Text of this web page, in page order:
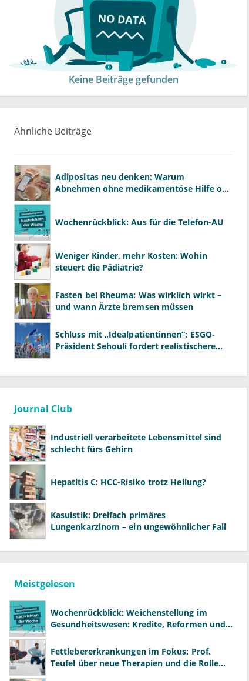
Keine Beiträge gefunden
Ähnliche Beiträge
Adipositas neu denken: Warum
Abnehmen ohne medikamentöse Hilfe oft
Wochenrückblick: Aus für die Telefon-AU
Weniger Kinder, mehr Kosten: Wohin
steuert die Pädiatrie?
Fasten bei Rheuma: Was wirklich wirkt –
und wann Ärzte bremsen müssen
Schluss mit „Idealpatientinnen“: ESGO-
Präsident Sehouli fordert realistischere
Journal Club
Industriell verarbeitete Lebensmittel sind
schlecht fürs Gehirn
Hepatitis C: HCC-Risiko trotz Heilung?
Kasuistik: Dreifach primäres
Lungenkarzinom – ein ungewöhnlicher Fall
Meistgelesen
Wochenrückblick: Weichenstellung im
Gesundheitswesen: Kredite, Reformen und
Fettlebererkrankungen im Fokus: Prof.
Teufel über neue Therapien und die Rolle